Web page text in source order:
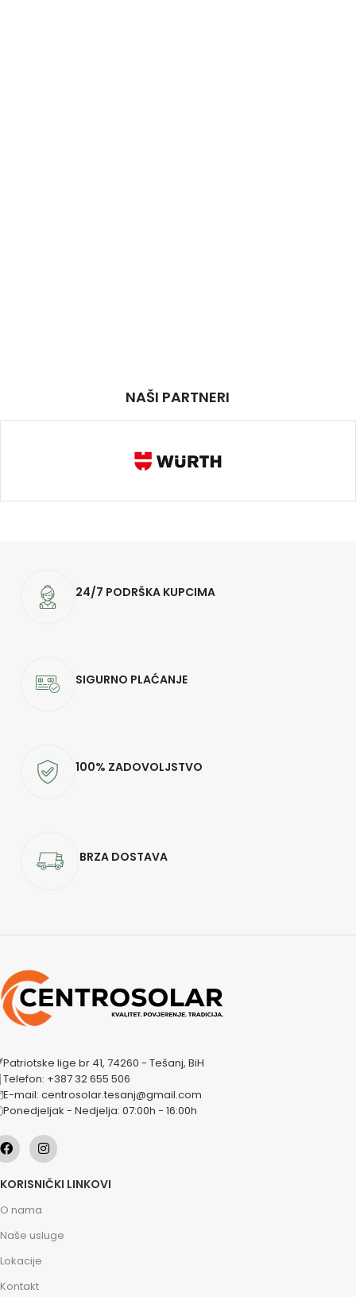
NAŠI PARTNERI
24/7 PODRŠKA KUPCIMA
SIGURNO PLAĆANJE
100% ZADOVOLJSTVO
BRZA DOSTAVA
Patriotske lige br 41, 74260 - Tešanj, BiH
Telefon: +387 32 655 506
E-mail: centrosolar.tesanj@gmail.com
Ponedjeljak - Nedjelja: 07:00h - 16:00h
KORISNIČKI LINKOVI
O nama
Naše usluge
Lokacije
Kontakt